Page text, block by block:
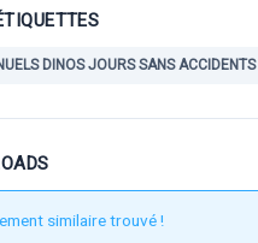
DINOS JOURS SANS ACCIDENTS
similaire trouvé !